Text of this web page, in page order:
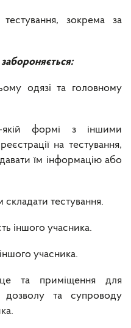
зокрема за
одязі та головному
формі з іншими
на тестування,
їм інформацію або
тестування.
іншого учасника.
учасника.
та приміщення для
дозволу та супроводу